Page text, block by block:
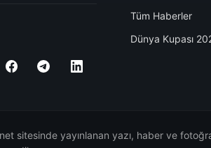
Tüm Haberler
Dünya Kupası
sitesinde yayınlanan yazı, haber ve